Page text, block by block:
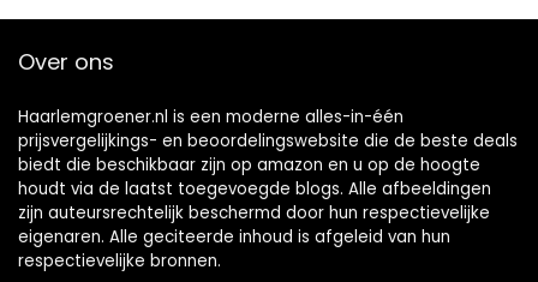
Over ons
Haarlemgroener.nl is een moderne alles-in-één
prijsvergelijkings- en beoordelingswebsite die de beste deals
biedt die beschikbaar zijn op amazon en u op de hoogte
houdt via de laatst toegevoegde blogs. Alle afbeeldingen
zijn auteursrechtelijk beschermd door hun respectievelijke
eigenaren. Alle geciteerde inhoud is afgeleid van hun
respectievelijke bronnen.